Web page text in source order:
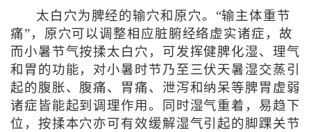
太白穴为脾经的输穴和原穴。“输主体重节
痛”，原穴可以调整相应脏腑经络虚实诸症，故
而小暑节气按揉太白穴，可发挥健脾化湿、理气
和胃的功能，对小暑时节乃至三伏天暑湿交蒸引
起的腹胀、腹痛、胃痛、泄泻和纳呆等脾胃虚弱
诸症皆能起到调理作用。同时湿气重着，易趋下
位，按揉本穴亦可有效缓解湿气引起的脚踝关节